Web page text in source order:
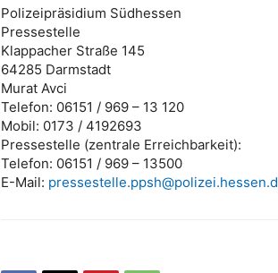
Polizeipräsidium Südhessen
Pressestelle
Klappacher Straße 145
64285 Darmstadt
Murat Avci
Telefon: 06151 / 969 – 13 120
Mobil: 0173 / 4192693
Pressestelle (zentrale Erreichbarkeit):
Telefon: 06151 / 969 – 13500
E-Mail: